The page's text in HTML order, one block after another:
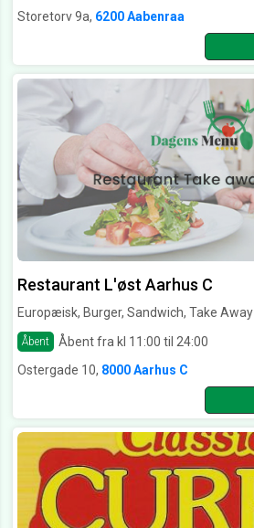
Storetorv 9a, 6200 Aabenraa
Restaurant L'øst Aarhus C
Europæisk, Burger, Sandwich, Take Away
Åbent
Åbent fra kl 11:00 til 24:00
Ostergade 10, 8000 Aarhus C